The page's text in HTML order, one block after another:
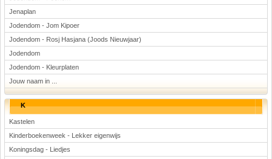
Jenaplan
Jodendom - Jom Kipoer
Jodendom - Rosj Hasjana (Joods Nieuwjaar)
Jodendom
Jodendom - Kleurplaten
Jouw naam in ...
K
Kastelen
Kinderboekenweek - Lekker eigenwijs
Koningsdag - Liedjes